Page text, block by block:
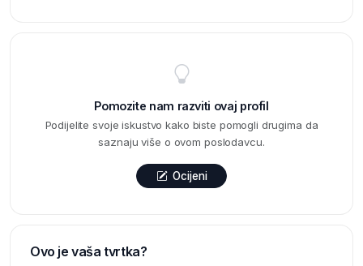
Pomozite nam razviti ovaj profil
Podijelite svoje iskustvo kako biste pomogli drugima da
saznaju više o ovom poslodavcu.
Ocijeni
Ovo je vaša tvrtka?